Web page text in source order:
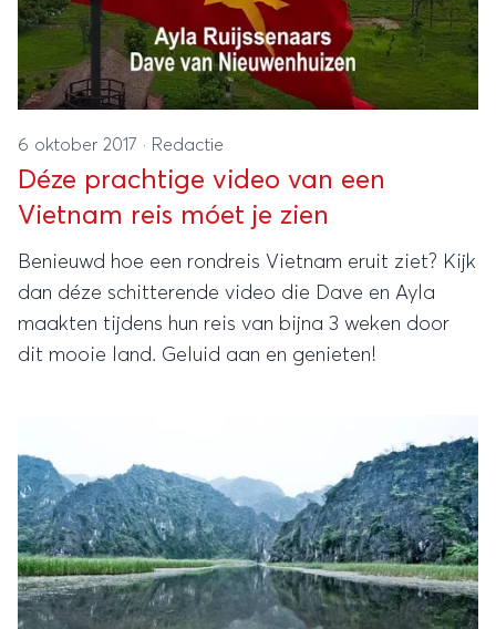
6 oktober 2017 · Redactie
Déze prachtige video van een
Vietnam reis móet je zien
Benieuwd hoe een rondreis Vietnam eruit ziet? Kijk
dan déze schitterende video die Dave en Ayla
maakten tijdens hun reis van bijna 3 weken door
dit mooie land. Geluid aan en genieten!